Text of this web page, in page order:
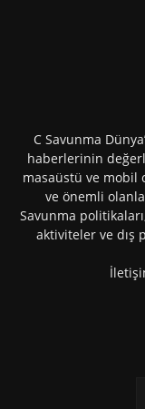
C Savunma
haberlerinin
masaüstü ve mobil
ve önemli
Savunma
aktiviteler ve dış